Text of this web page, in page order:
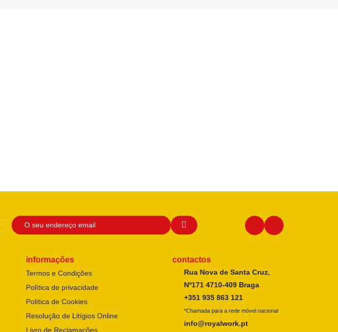
informações
Termos e Condições
Política de privacidade
Política de Cookies
Resolução de Litígios Online
Livro de Reclamações
contactos
Rua Nova de Santa Cruz,
Nº171 4710-409 Braga
+351 935 863 121
*Chamada para a rede móvel nacional
info@royalwork.pt